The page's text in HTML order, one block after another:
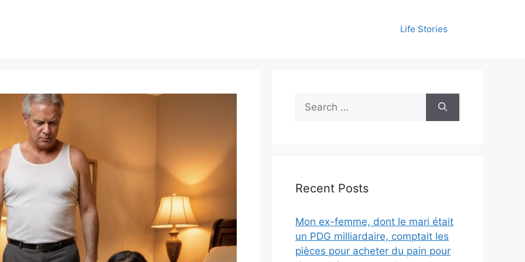
Life Stories
Search
for:
Recent Posts
Mon ex-femme, dont le mari était
un PDG milliardaire, comptait les
pièces pour acheter du pain pour